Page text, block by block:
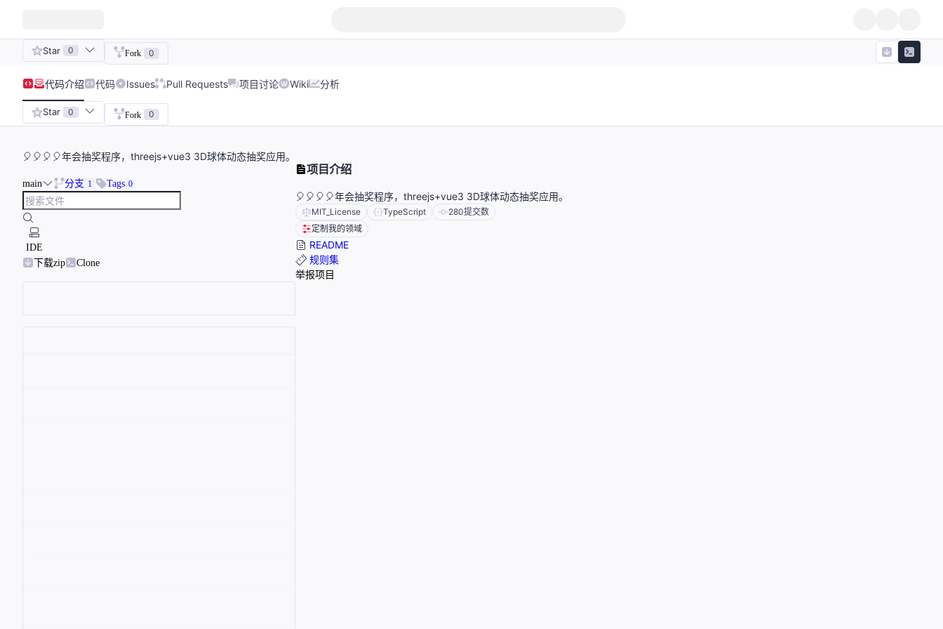
Star 0 Fork 0
代码介绍 代码 Issues Pull Requests 项目讨论 Wiki 分析
Star 0 Fork 0
🎈🎈🎈🎈年会抽奖程序，threejs+vue3 3D球体动态抽奖应用。
main 分支 1 Tags 0
IDE
下载zip
Clone
项目介绍
🎈🎈🎈🎈年会抽奖程序，threejs+vue3 3D球体动态抽奖应用。
MIT_License TypeScript 280提交数
定制我的领域
README
规则集
举报项目